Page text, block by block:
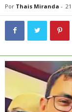
Por Thais Miranda -